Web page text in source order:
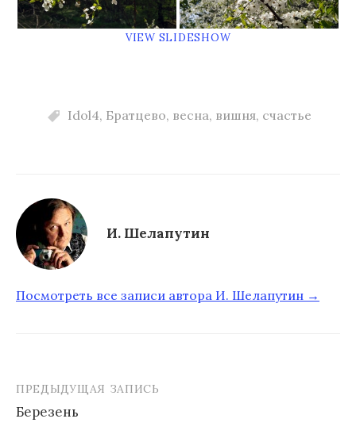
VIEW SLIDESHOW
Idol4, Братцево, весна, вишня, счастье
И. Шелапутин
Посмотреть все записи автора И. Шелапутин →
ПРЕДЫДУЩАЯ ЗАПИСЬ
Березень